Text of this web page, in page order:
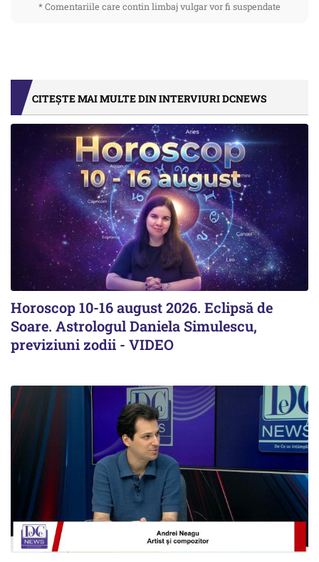
* Comentariile care contin limbaj vulgar vor fi suspendate
CITEȘTE MAI MULTE DIN INTERVIURI DCNEWS
Horoscop 10-16 august 2026. Eclipsă de
Soare. Astrologul Daniela Simulescu,
previziuni zodii - VIDEO